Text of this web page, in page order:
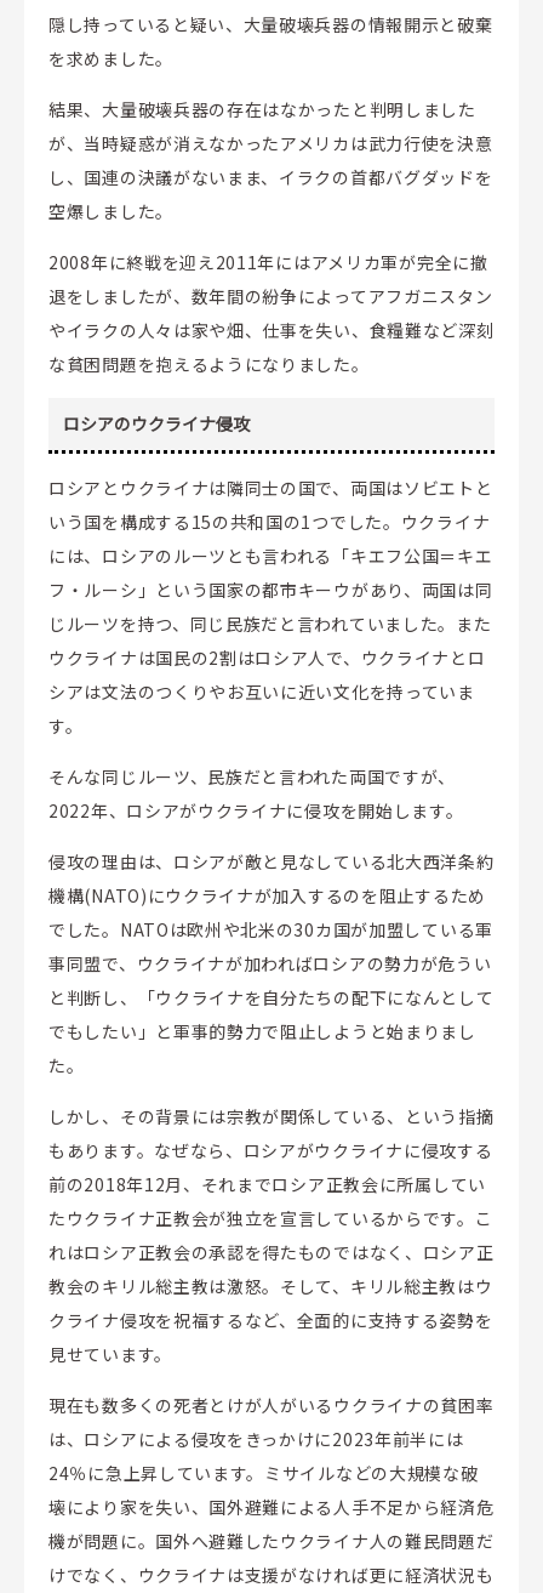
隠し持っていると疑い、大量破壊兵器の情報開示と破棄
を求めました。
結果、大量破壊兵器の存在はなかったと判明しました
が、当時疑惑が消えなかったアメリカは武力行使を決意
し、国連の決議がないまま、イラクの首都バグダッドを
空爆しました。
2008年に終戦を迎え2011年にはアメリカ軍が完全に撤
退をしましたが、数年間の紛争によってアフガニスタン
やイラクの人々は家や畑、仕事を失い、食糧難など深刻
な貧困問題を抱えるようになりました。
ロシアのウクライナ侵攻
ロシアとウクライナは隣同士の国で、両国はソビエトと
いう国を構成する15の共和国の1つでした。ウクライナ
には、ロシアのルーツとも言われる「キエフ公国＝キエ
フ・ルーシ」という国家の都市キーウがあり、両国は同
じルーツを持つ、同じ民族だと言われていました。また
ウクライナは国民の2割はロシア人で、ウクライナとロ
シアは文法のつくりやお互いに近い文化を持っていま
す。
そんな同じルーツ、民族だと言われた両国ですが、
2022年、ロシアがウクライナに侵攻を開始します。
侵攻の理由は、ロシアが敵と見なしている北大西洋条約
機構(NATO)にウクライナが加入するのを阻止するため
でした。NATOは欧州や北米の30カ国が加盟している軍
事同盟で、ウクライナが加わればロシアの勢力が危うい
と判断し、「ウクライナを自分たちの配下になんとして
でもしたい」と軍事的勢力で阻止しようと始まりまし
た。
しかし、その背景には宗教が関係している、という指摘
もあります。なぜなら、ロシアがウクライナに侵攻する
前の2018年12月、それまでロシア正教会に所属してい
たウクライナ正教会が独立を宣言しているからです。こ
れはロシア正教会の承認を得たものではなく、ロシア正
教会のキリル総主教は激怒。そして、キリル総主教はウ
クライナ侵攻を祝福するなど、全面的に支持する姿勢を
見せています。
現在も数多くの死者とけが人がいるウクライナの貧困率
は、ロシアによる侵攻をきっかけに2023年前半には
24％に急上昇しています。ミサイルなどの大規模な破
壊により家を失い、国外避難による人手不足から経済危
機が問題に。国外へ避難したウクライナ人の難民問題だ
けでなく、ウクライナは支援がなければ更に経済状況も